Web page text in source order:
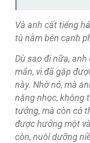
Và anh cất tiếng
tù nằm bên cạnh
Dù sao đi nữa,
mắn, vì đã gặp
này. Nhờ nó, mà
nặng nhọc, không
tưởng, mà còn có
được hưởng một
còn, nuôi dưỡng